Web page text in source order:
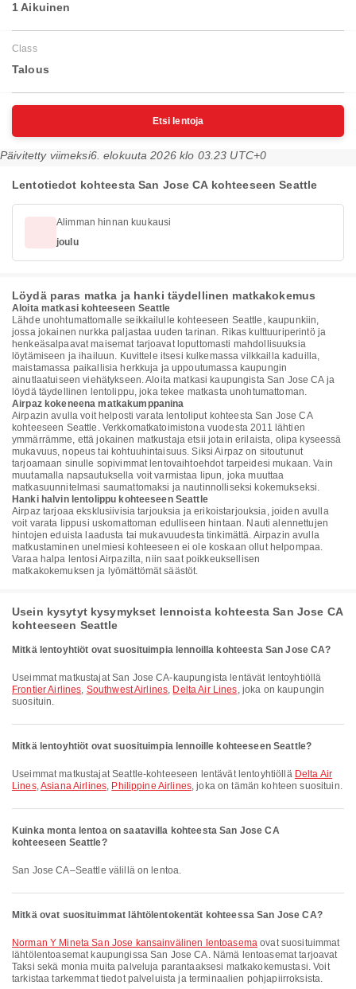
1 Aikuinen
Class
Talous
Etsi lentoja
Päivitetty viimeksi6. elokuuta 2026 klo 03.23 UTC+0
Lentotiedot kohteesta San Jose CA kohteeseen Seattle
Alimman hinnan kuukausi
joulu
Löydä paras matka ja hanki täydellinen matkakokemus
Aloita matkasi kohteeseen Seattle
Lähde unohtumattomalle seikkailulle kohteeseen Seattle, kaupunkiin,
jossa jokainen nurkka paljastaa uuden tarinan. Rikas kulttuuriperintö ja
henkeäsalpaavat maisemat tarjoavat loputtomasti mahdollisuuksia
löytämiseen ja ihailuun. Kuvittele itsesi kulkemassa vilkkailla kaduilla,
maistamassa paikallisia herkkuja ja uppoutumassa kaupungin
ainutlaatuiseen viehätykseen. Aloita matkasi kaupungista San Jose CA ja
löydä täydellinen lentolippu, joka tekee matkasta unohtumattoman.
Airpaz kokeneena matkakumppanina
Airpazin avulla voit helposti varata lentoliput kohteesta San Jose CA
kohteeseen Seattle. Verkkomatkatoimistona vuodesta 2011 lähtien
ymmärrämme, että jokainen matkustaja etsii jotain erilaista, olipa kyseessä
mukavuus, nopeus tai kohtuuhintaisuus. Siksi Airpaz on sitoutunut
tarjoamaan sinulle sopivimmat lentovaihtoehdot tarpeidesi mukaan. Vain
muutamalla napsautuksella voit varmistaa lipun, joka muuttaa
matkasuunnitelmasi saumattomaksi ja nautinnolliseksi kokemukseksi.
Hanki halvin lentolippu kohteeseen Seattle
Airpaz tarjoaa eksklusiivisia tarjouksia ja erikoistarjouksia, joiden avulla
voit varata lippusi uskomattoman edulliseen hintaan. Nauti alennettujen
hintojen eduista laadusta tai mukavuudesta tinkimättä. Airpazin avulla
matkustaminen unelmiesi kohteeseen ei ole koskaan ollut helpompaa.
Varaa halpa lentosi Airpazilta, niin saat poikkeuksellisen
matkakokemuksen ja lyömättömät säästöt.
Usein kysytyt kysymykset lennoista kohteesta San Jose CA
kohteeseen Seattle
Mitkä lentoyhtiöt ovat suosituimpia lennoilla kohteesta San Jose CA?
Useimmat matkustajat San Jose CA-kaupungista lentävät lentoyhtiöllä
Frontier Airlines, Southwest Airlines, Delta Air Lines, joka on kaupungin
suosituin.
Mitkä lentoyhtiöt ovat suosituimpia lennoille kohteeseen Seattle?
Useimmat matkustajat Seattle-kohteeseen lentävät lentoyhtiöllä Delta Air
Lines,Asiana Airlines, Philippine Airlines, joka on tämän kohteen suosituin.
Kuinka monta lentoa on saatavilla kohteesta San Jose CA
kohteeseen Seattle?
San Jose CA–Seattle välillä on lentoa.
Mitkä ovat suosituimmat lähtölentokentät kohteessa San Jose CA?
Norman Y Mineta San Jose kansainvälinen lentoasema ovat suosituimmat
lähtölentoasemat kaupungissa San Jose CA. Nämä lentoasemat tarjoavat
Taksi sekä monia muita palveluja parantaaksesi matkakokemustasi. Voit
tarkistaa tarkemmat tiedot palveluista ja terminaalien pohjapiirroksista.